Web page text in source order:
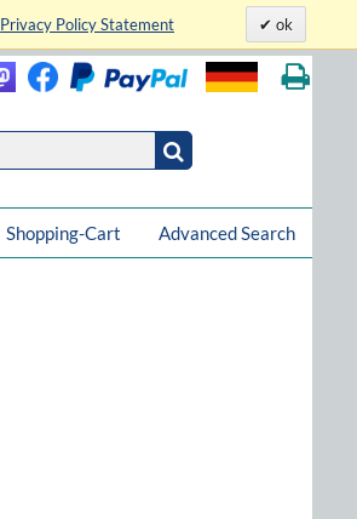
Privacy Policy Statement ok
Advanced Search
Shopping-Cart